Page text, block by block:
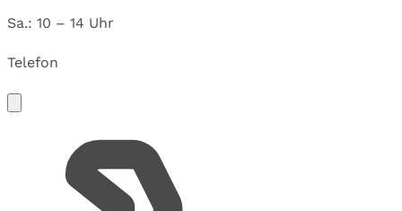
Sa.: 10 – 14 Uhr
Telefon